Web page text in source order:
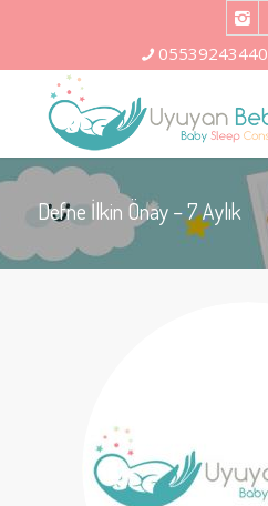
05539243440
Defne İlkin Önay – 7 Aylık